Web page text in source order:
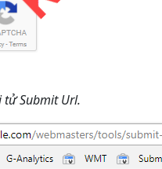
tử Submit Url.